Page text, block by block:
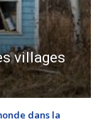
villages
dans la